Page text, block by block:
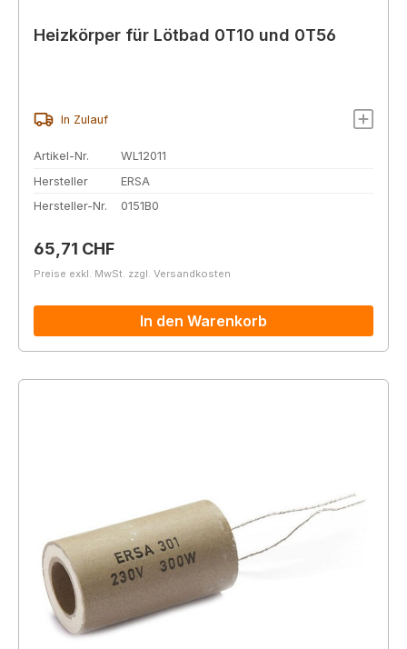
Heizkörper für Lötbad 0T10 und 0T56
In Zulauf
Artikel-Nr.
WL12011
Hersteller
ERSA
Hersteller-Nr.
0151B0
Regulärer Preis:
65,71 CHF
Preise exkl. MwSt. zzgl. Versandkosten
In den Warenkorb